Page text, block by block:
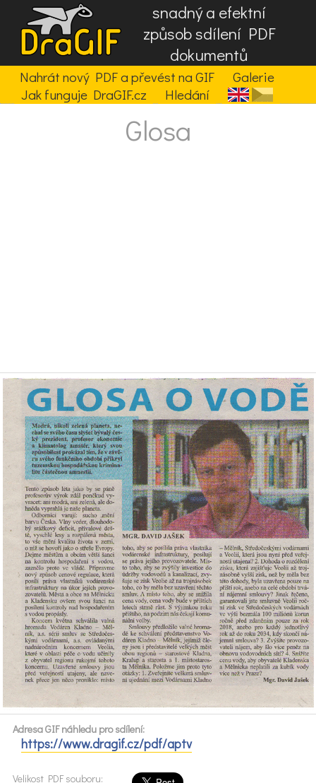
snadný a efektní
způsob sdílení PDF
dokumentů
Nahrát nový PDF a převést na GIF
Galerie
Jak funguje DraGIF.cz
Hledání
Glosa
Adresa GIF náhledu pro sdílení:
https://www.dragif.cz/pdf/aptv
Velikost PDF souboru: